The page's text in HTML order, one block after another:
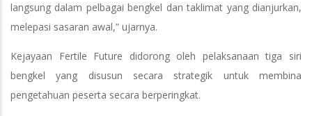
langsung dalam pelbagai bengkel dan taklimat yang dianjurkan,
melepasi sasaran awal,” ujarnya.
Kejayaan Fertile Future didorong oleh pelaksanaan tiga siri
bengkel yang disusun secara strategik untuk membina
pengetahuan peserta secara berperingkat.